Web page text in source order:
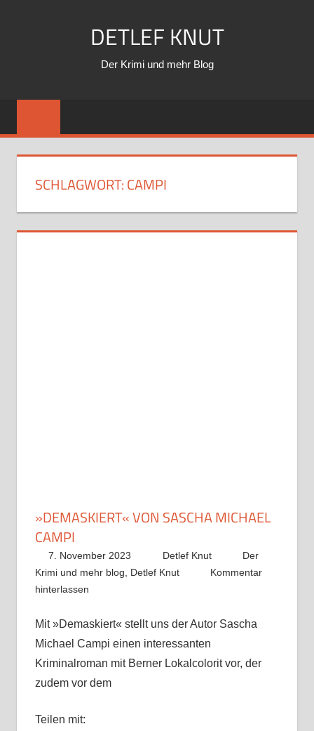
DETLEF KNUT
Der Krimi und mehr Blog
SCHLAGWORT:CAMPI
»DEMASKIERT« VON SASCHA MICHAEL
CAMPI
7. November 2023 Detlef Knut
Der
Krimi und mehr blog
Detlef Knut
Kommentar
hinterlassen
Mit »Demaskiert« stellt uns der Autor Sascha
Michael Campi einen interessanten
Kriminalroman mit Berner Lokalcolorit vor, der
zudem vor dem
Teilen mit: